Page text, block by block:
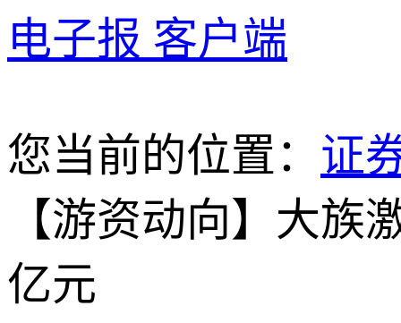
电子报 客户端
您当前的位置： 证
【游资动向】大族
亿元